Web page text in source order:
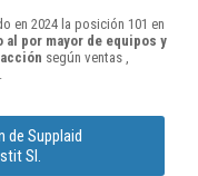
en 2024 la posición 101 en
al por mayor de equipos y
según ventas ,
de Supplaid
Sl.